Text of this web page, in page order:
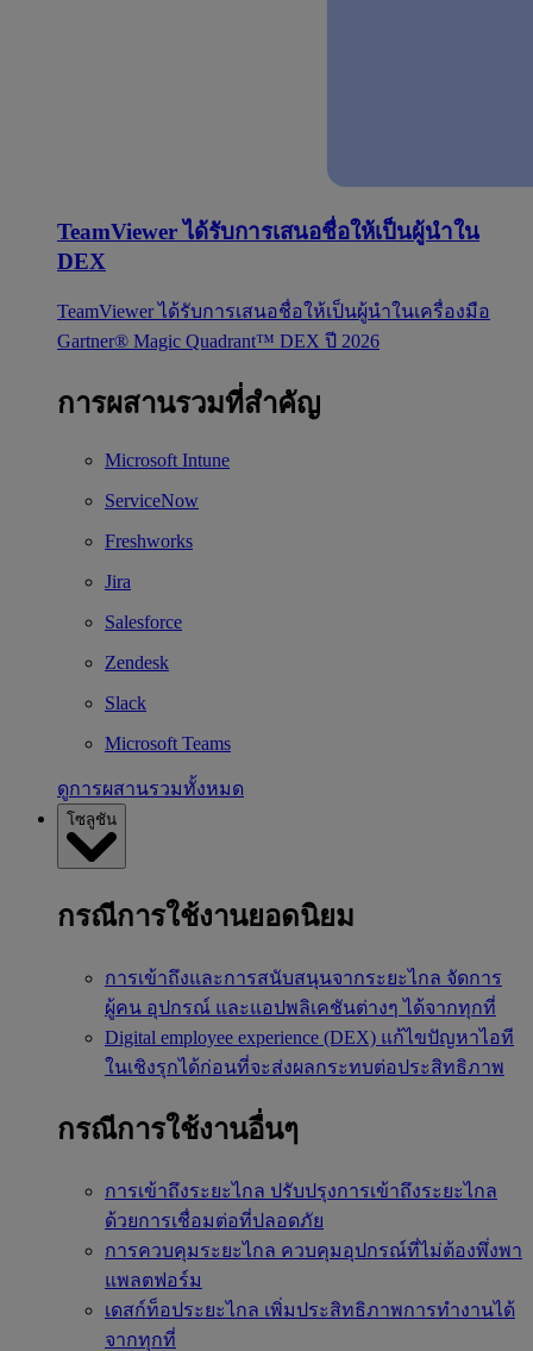
TeamViewer ได้รับการเสนอชื่อให้เป็นผู้นำใน
DEX
TeamViewer ได้รับการเสนอชื่อให้เป็นผู้นำในเครื่องมือ
Gartner® Magic Quadrant™ DEX ปี 2026
การผสานรวมที่สำคัญ
Microsoft Intune
ServiceNow
Freshworks
Jira
Salesforce
Zendesk
Slack
Microsoft Teams
ดูการผสานรวมทั้งหมด
โซลูชัน
กรณีการใช้งานยอดนิยม
การเข้าถึงและการสนับสนุนจากระยะไกล จัดการ
ผู้คน อุปกรณ์ และแอปพลิเคชันต่างๆ ได้จากทุกที่
Digital employee experience (DEX) แก้ไขปัญหาไอที
ในเชิงรุกได้ก่อนที่จะส่งผลกระทบต่อประสิทธิภาพ
กรณีการใช้งานอื่นๆ
การเข้าถึงระยะไกล ปรับปรุงการเข้าถึงระยะไกล
ด้วยการเชื่อมต่อที่ปลอดภัย
การควบคุมระยะไกล ควบคุมอุปกรณ์ที่ไม่ต้องพึ่งพา
แพลตฟอร์ม
เดสก์ท็อประยะไกล เพิ่มประสิทธิภาพการทำงานได้
จากทุกที่